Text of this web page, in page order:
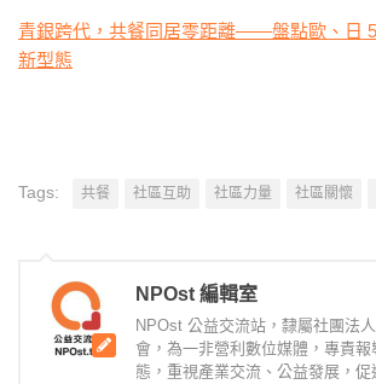
青銀跨代，共餐同居零距離——盤點歐、日 5
新型態
Tags: 共餐 社區互助 社區力量 社區關懷
NPOst 編輯室
NPOst 公益交流站，隸屬社團法
會，為一非營利數位媒體，專責報
態，重視產業交流、公益發展，促